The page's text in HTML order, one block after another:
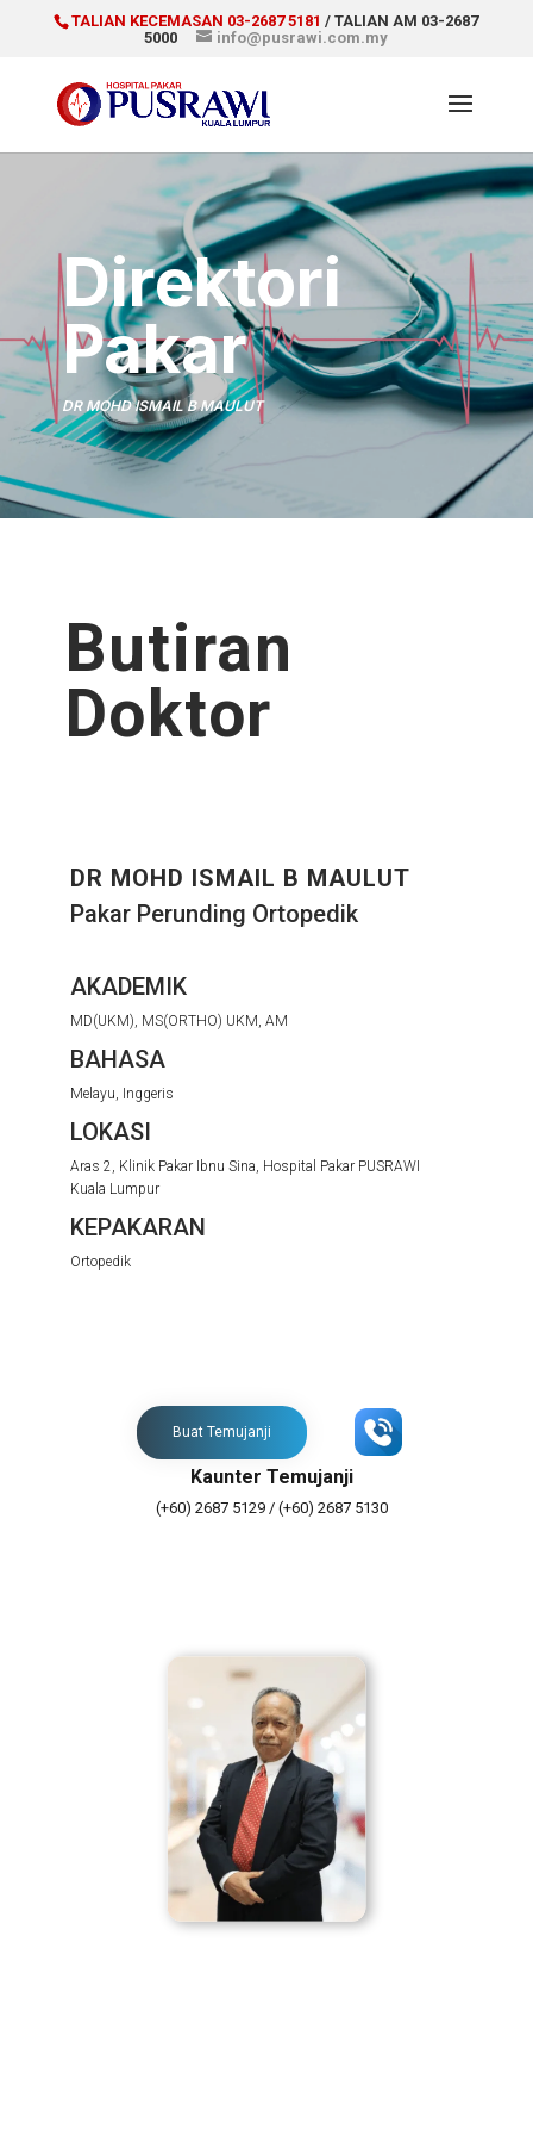
TALIAN KECEMASAN 03-2687 5181/ TALIAN AM 03-2687
5000
info@pusrawi.com.my
Direktori
Pakar
DR MOHD ISMAIL B MAULUT
Butiran
Doktor
DR MOHD ISMAIL B MAULUT
Pakar Perunding Ortopedik
AKADEMIK
MD(UKM), MS(ORTHO) UKM, AM
BAHASA
Melayu, Inggeris
LOKASI
Aras 2, Klinik Pakar Ibnu Sina, Hospital Pakar PUSRAWI
Kuala Lumpur
KEPAKARAN
Ortopedik
Buat Temujanji
Kaunter Temujanji
(+60) 2687 5129 / (+60) 2687 5130